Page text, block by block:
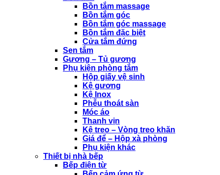
Bồn tắm massage
Bồn tắm góc
Bồn tắm góc massage
Bồn tắm đặc biệt
Cửa tắm đứng
Sen tắm
Gương – Tủ gương
Phụ kiện phòng tắm
Hộp giấy vệ sinh
Kệ gương
Kệ Inox
Phễu thoát sàn
Móc áo
Thanh vịn
Kệ treo – Vòng treo khăn
Giá để – Hộp xà phòng
Phụ kiện khác
Thiết bị nhà bếp
Bếp điện từ